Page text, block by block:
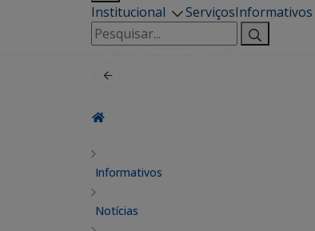
Institucional ServiçosInformativos
Pesquisar
por:
Informativos
Notícias